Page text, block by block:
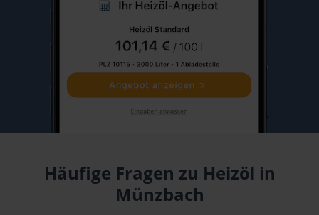
Häufige Fragen zu Heizöl in
Münzbach